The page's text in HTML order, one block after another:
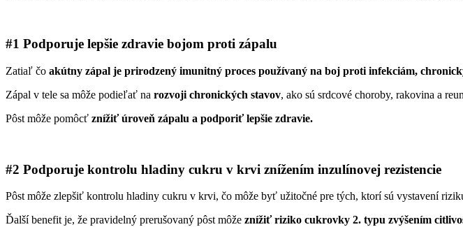
#1 Podporuje lepšie zdravie bojom proti zápalu
Zatiaľ čo akútny zápal je prirodzený imunitný proces používaný na boj proti infekciám,
Zápal v tele sa môže podieľať na rozvoji chronických stavov, ako sú srdcové choroby, rakovina a
Pôst môže pomôcť znížiť úroveň zápalu a podporiť lepšie zdravie.
#2 Podporuje kontrolu hladiny cukru v krvi znížením inzulínovej rezistencie
Pôst môže zlepšiť kontrolu hladiny cukru v krvi, čo môže byť užitočné pre tých, ktorí sú vystavení
Ďalší benefit je, že pravidelný prerušovaný pôst môže znížiť riziko cukrovky 2. typu zvýšením